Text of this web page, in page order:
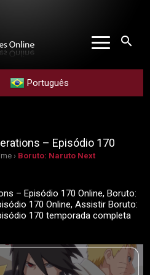
search
Português
– Episódio 170
› Boruto: Naruto Next
– Episódio 170 Online, Boruto:
170 Online, Assistir Boruto:
170 temporada completa